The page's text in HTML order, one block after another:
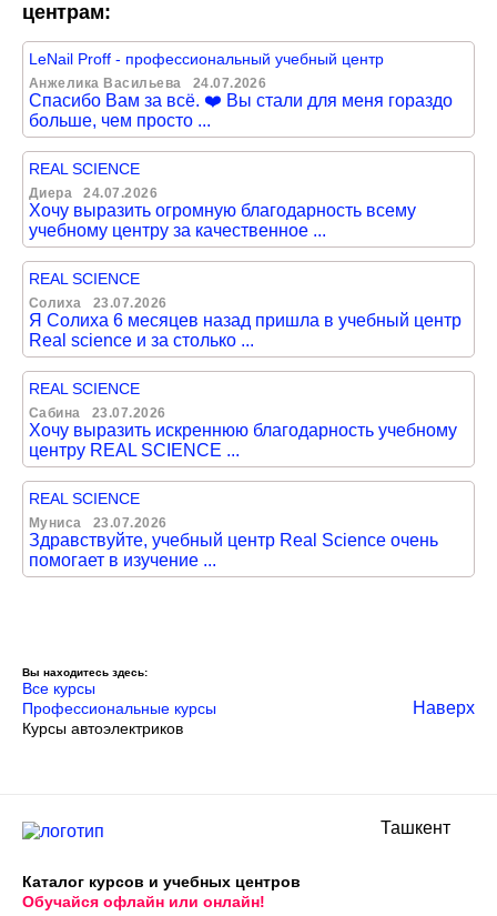
центрам:
LeNail Proff - профессиональный учебный центр
Анжелика Васильева 24.07.2026
Спасибо Вам за всё. ❤️ Вы стали для меня гораздо
больше, чем просто ...
REAL SCIENCE
Диера 24.07.2026
Хочу выразить огромную благодарность всему
учебному центру за качественное ...
REAL SCIENCE
Солиха 23.07.2026
Я Солиха 6 месяцев назад пришла в учебный центр
Real science и за столько ...
REAL SCIENCE
Сабина 23.07.2026
Хочу выразить искреннюю благодарность учебному
центру REAL SCIENCE ...
REAL SCIENCE
Муниса 23.07.2026
Здравствуйте, учебный центр Real Science очень
помогает в изучение ...
Вы находитесь здесь:
Все курсы
Профессиональные курсы
Курсы автоэлектриков
Наверх
Ташкент
Каталог курсов и учебных центров
Обучайся офлайн или онлайн!